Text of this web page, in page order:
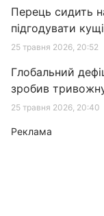
Перець сидить
підгодувати
25 травня 2026, 20:52
Глобальний
зробив
25 травня 2026, 20:40
Реклама